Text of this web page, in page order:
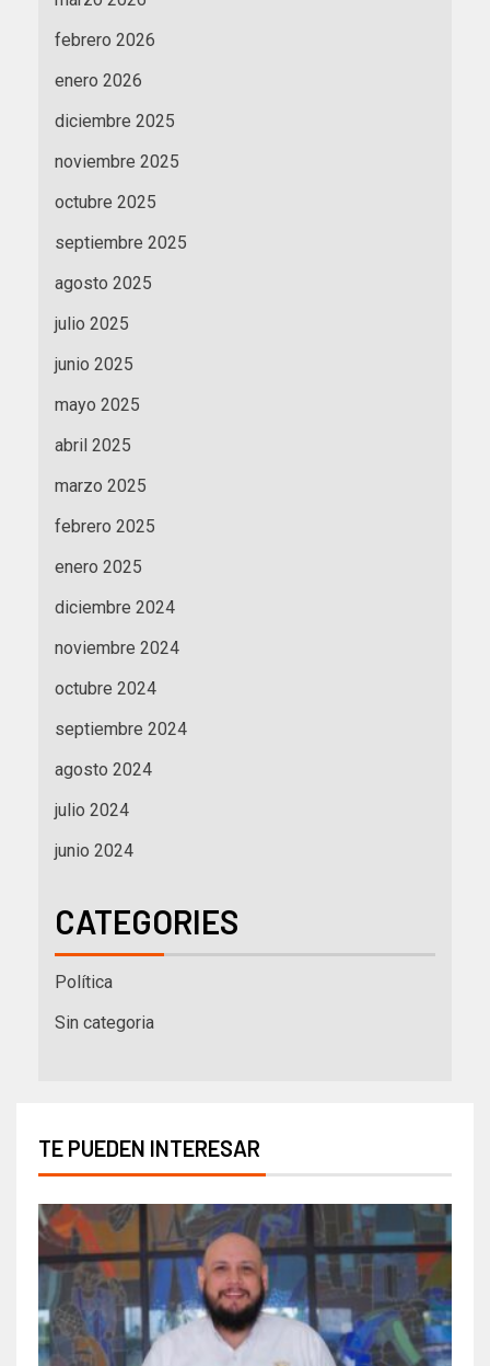
febrero 2026
enero 2026
diciembre 2025
noviembre 2025
octubre 2025
septiembre 2025
agosto 2025
julio 2025
junio 2025
mayo 2025
abril 2025
marzo 2025
febrero 2025
enero 2025
diciembre 2024
noviembre 2024
octubre 2024
septiembre 2024
agosto 2024
julio 2024
junio 2024
CATEGORIES
Política
Sin categoria
TE PUEDEN INTERESAR